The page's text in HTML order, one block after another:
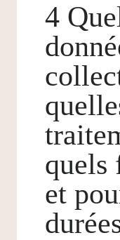
4
quels
et